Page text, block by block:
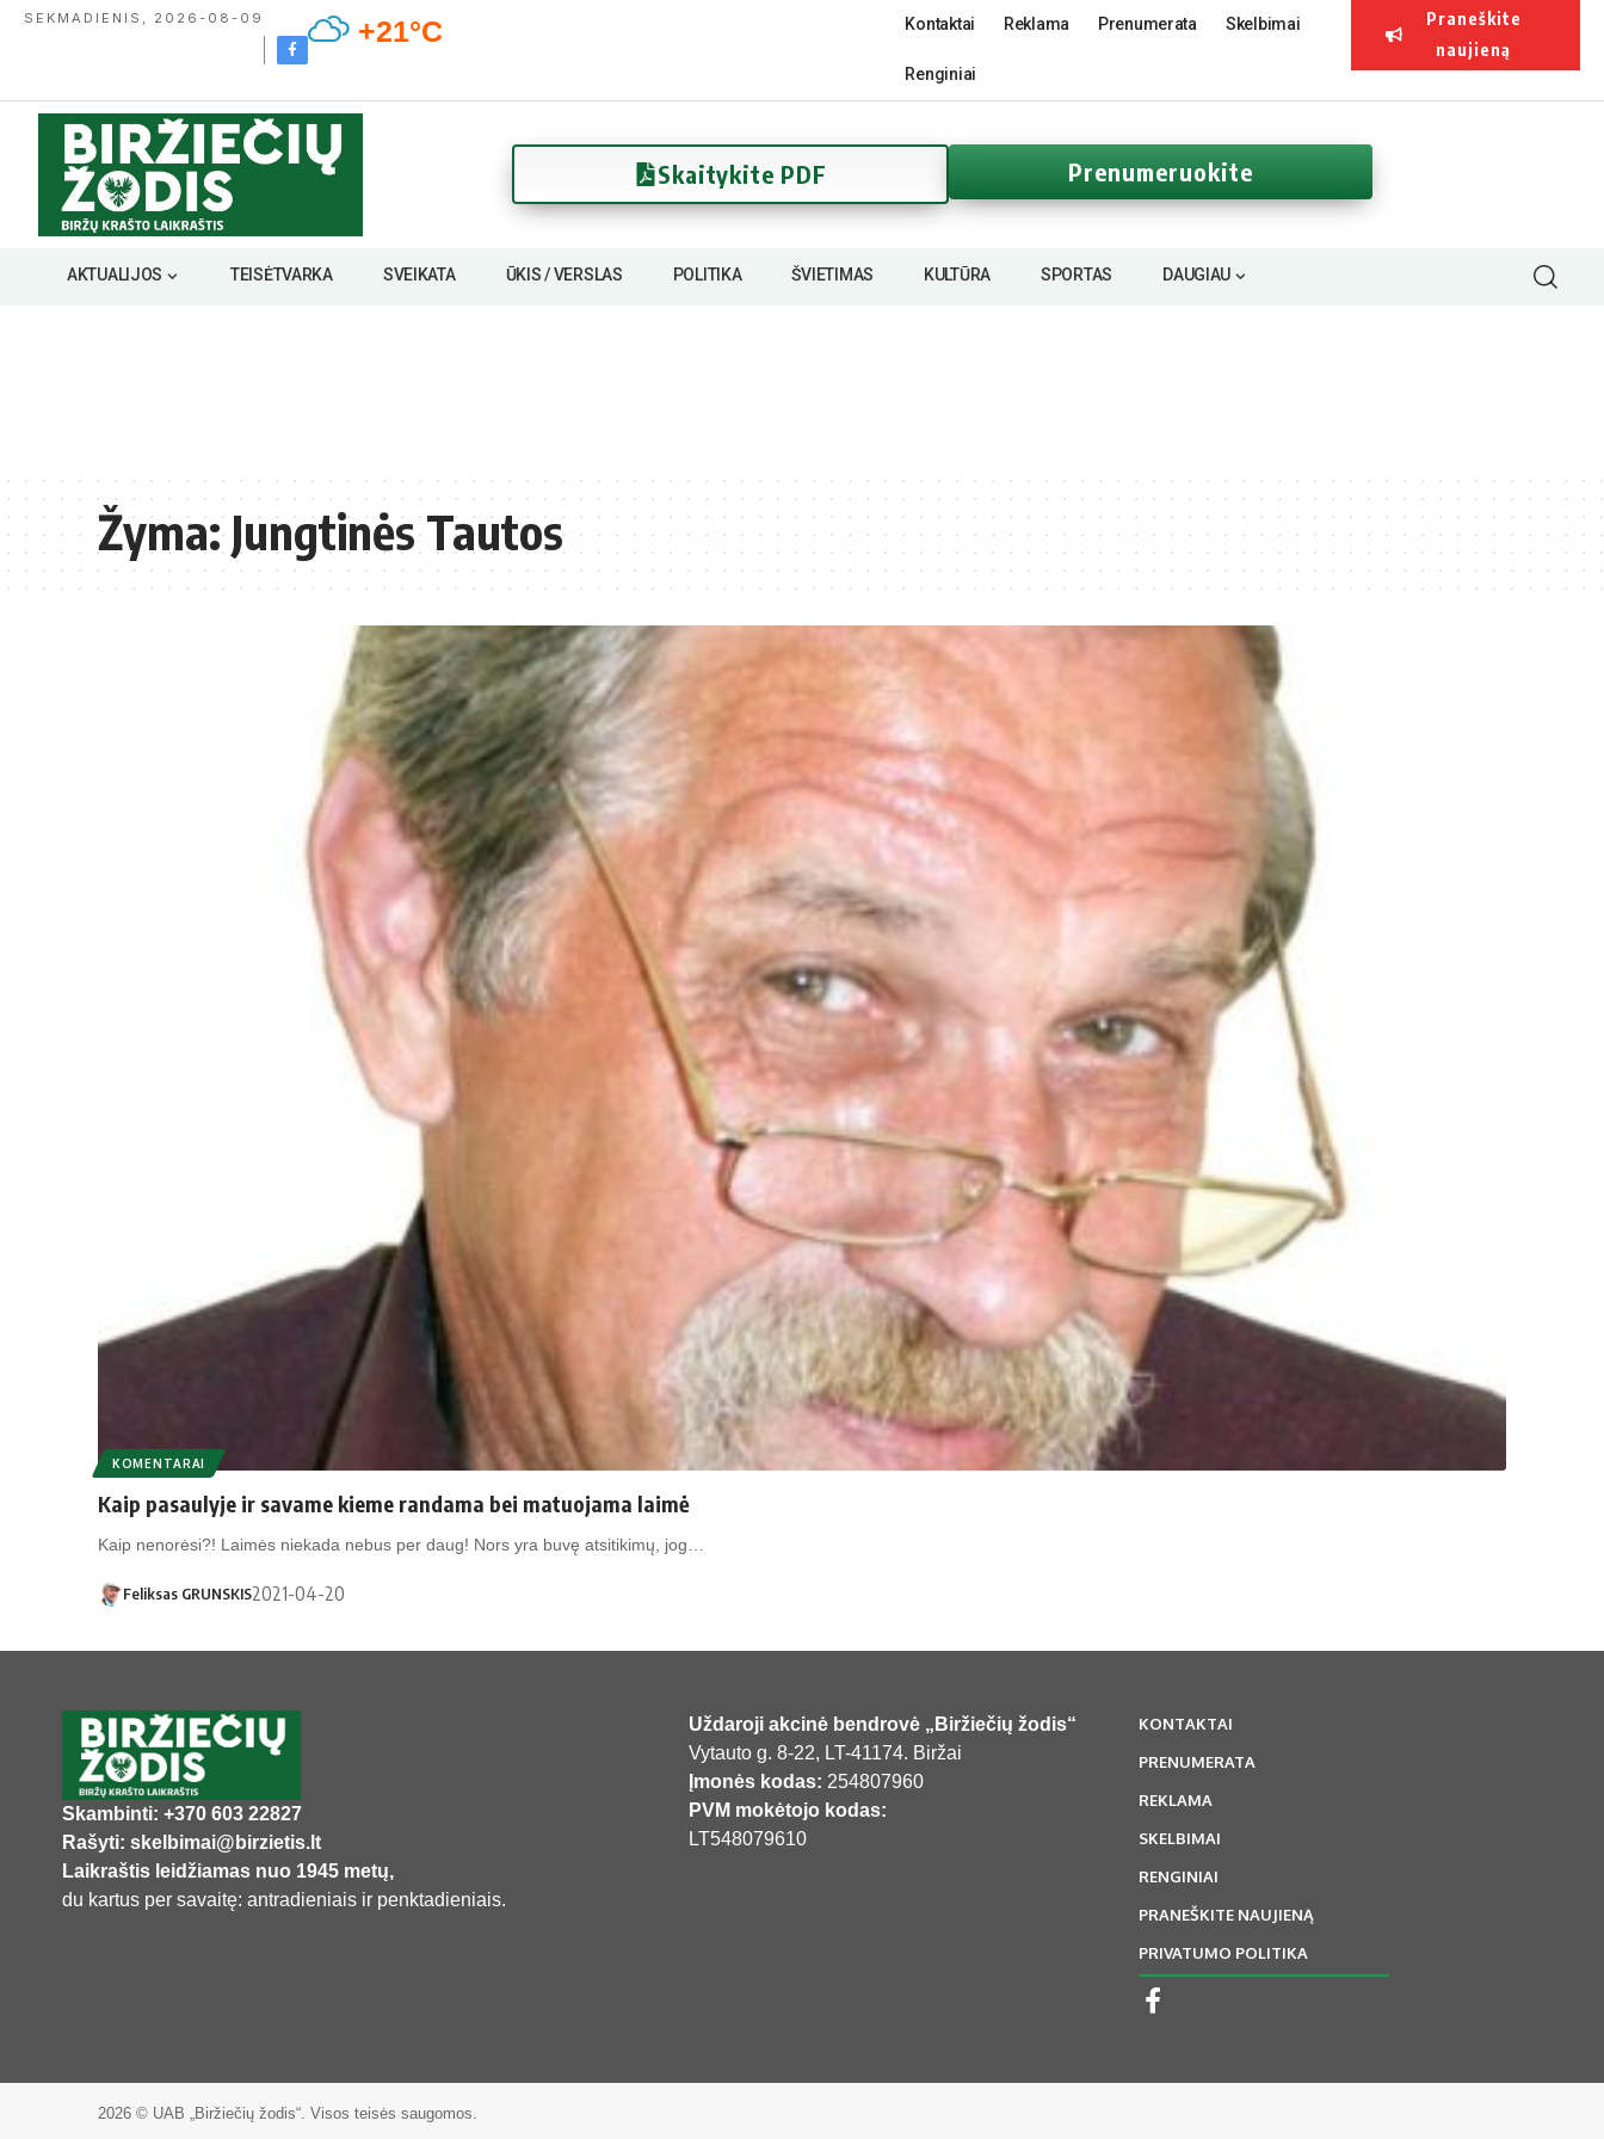
SEKMADIENIS, 2026-08-09 +21°C Kontaktai Reklama Prenumerata Skelbimai
Renginiai
Praneškite
naujieną
Skaitykite PDF Prenumeruokite
AKTUALIJOS TEISĖTVARKA SVEIKATA ŪKIS / VERSLAS POLITIKA ŠVIETIMAS KULTŪRA SPORTAS DAUGIAU
Žyma:Jungtinės Tautos
KOMENTARAI
Kaip pasaulyje ir savame kieme randama bei matuojama laimė
Kaip nenorėsi?! Laimės niekada nebus per daug! Nors yra buvę atsitikimų, jog…
Feliksas GRUNSKIS2021-04-20
Skambinti: +370 603 22827
Rašyti: skelbimai@birzietis.lt
Laikraštis leidžiamas nuo 1945 metų,
du kartus per savaitę: antradieniais ir penktadieniais.
Uždaroji akcinė bendrovė „Biržiečių žodis“
Vytauto g. 8-22, LT-41174. Biržai
Įmonės kodas: 254807960
PVM mokėtojo kodas:
LT548079610
KONTAKTAI
PRENUMERATA
REKLAMA
SKELBIMAI
RENGINIAI
PRANEŠKITE NAUJIENĄ
PRIVATUMO POLITIKA
2026 © UAB „Biržiečių žodis“. Visos teisės saugomos.